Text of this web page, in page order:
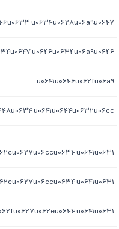
u0634u0628u06a9u0647
u0646u0634u06a9u0646
u0641u0646u062fu06a9
u0641u0644u0632u06cc
u0641u0631
u0641u0631
u0641u0631